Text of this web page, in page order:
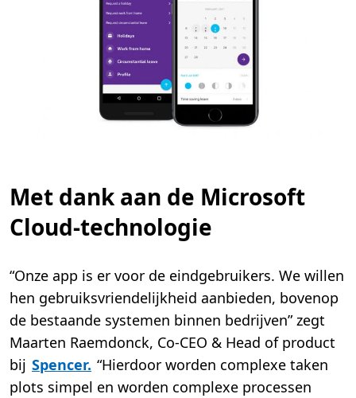
Met dank aan de Microsoft
Cloud-technologie
“Onze app is er voor de eindgebruikers. We willen
hen gebruiksvriendelijkheid aanbieden, bovenop
de bestaande systemen binnen bedrijven” zegt
Maarten Raemdonck, Co-CEO & Head of product
bij Spencer. “Hierdoor worden complexe taken
plots simpel en worden complexe processen